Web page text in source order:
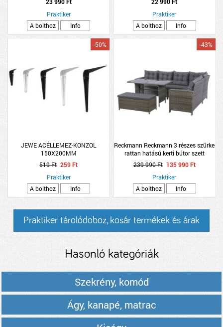
Praktiker
A bolthoz
Info
Praktiker
A bolthoz
Info
JEWE ACÉLLEMEZ-KONZOL
150X200MM
-50%
519 Ft 259 Ft
Praktiker
A bolthoz
Info
Reckmann Reckmann 3 részes szürke
rattan hatású kerti bútor szett
-43%
239 990 Ft 135 990 Ft
Praktiker
A bolthoz
Info
Praktiker tárolódoboz, kosár termékek és árak
Hasonló kategóriák
Szekrény, komód
Ágy, kanapé, matrac